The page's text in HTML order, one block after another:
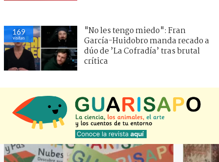
169
visitas
"No les tengo miedo": Fran
García-Huidobro manda recado a
dúo de ’La Cofradía’ tras brutal
crítica